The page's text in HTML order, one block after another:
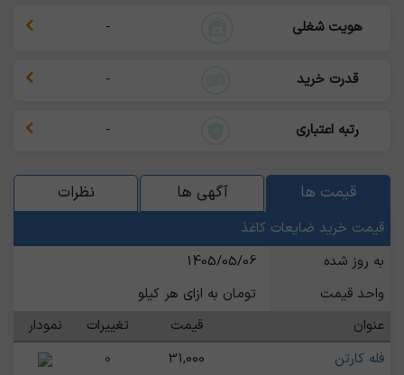
هویت شغلی -
قدرت خرید -
رتبه اعتباری -
قیمت ها آگهی ها نظرات
قیمت خرید ضایعات کاغذ
به روز شده
1405/05/06
واحد قیمت
تومان به ازای هر کیلو
عنوان
قیمت تغییرات
نمودار
فله کارتن
31,000
0